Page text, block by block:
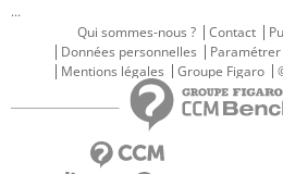
...
Qui sommes-nous ?
Contact
Données personnelles
Mentions légales
Groupe Figaro